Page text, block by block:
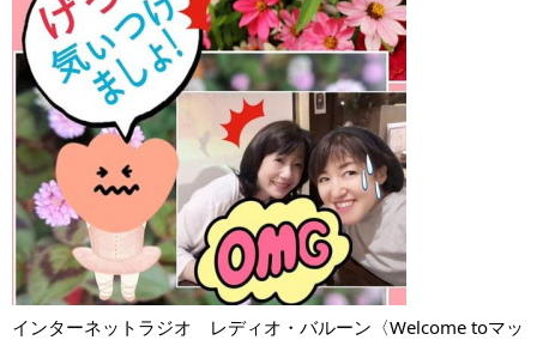
インターネットラジオ　レディオ・バルーン〈Welcome toマッ